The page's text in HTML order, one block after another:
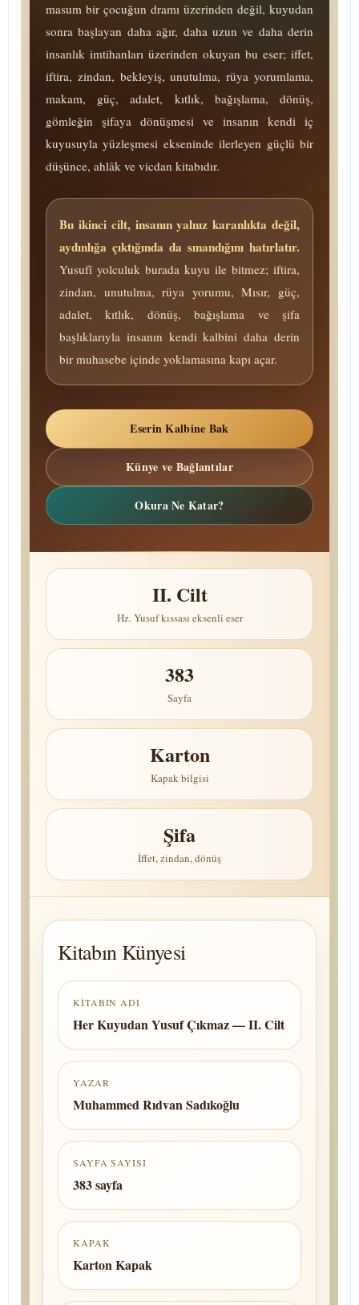
masum bir çocuğun dramı üzerinden değil, kuyudan
sonra başlayan daha ağır, daha uzun ve daha derin
insanlık imtihanları üzerinden okuyan bu eser; iffet,
iftira, zindan, bekleyiş, unutulma, rüya yorumlama,
makam, güç, adalet, kıtlık, bağışlama, dönüş,
gömleğin şifaya dönüşmesi ve insanın kendi iç
kuyusuyla yüzleşmesi ekseninde ilerleyen güçlü bir
düşünce, ahlâk ve vicdan kitabıdır.
Bu ikinci cilt, insanın yalnız karanlıkta değil,
aydınlığa çıktığında da sınandığını hatırlatır.
Yusufî yolculuk burada kuyu ile bitmez; iftira,
zindan, unutulma, rüya yorumu, Mısır, güç,
adalet, kıtlık, dönüş, bağışlama ve şifa
başlıklarıyla insanın kendi kalbini daha derin
bir mu­ha­se­be içinde yoklamasına kapı açar.
Eserin Kalbine Bak
Künye ve Bağlantılar
Okura Ne Katar?
II. Cilt
Hz. Yusuf kıssası eksenli eser
383
Sayfa
Karton
Kapak bilgisi
Şifa
İffet, zindan, dönüş
Kitabın Künyesi
KITABIN ADI
Her Kuyudan Yusuf Çıkmaz — II. Cilt
YAZAR
Muhammed Rıdvan Sadıkoğlu
SAYFA SAYISI
383 sayfa
KAPAK
Karton Kapak